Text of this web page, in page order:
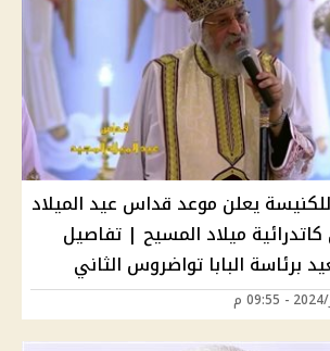
للكنيسة يعلن موعد قداس عيد الميلاد
2025 في كاتدرائية ميلاد المسيح | تفاصيل
برئاسة البابا تواضروس الثاني